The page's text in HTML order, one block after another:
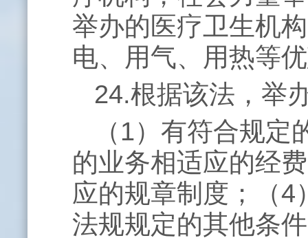
举办的医疗卫生机
电、用气、用热等
24.根据该法，举
（ 1）有符合规定
的业务相适应的经
应的规章制度；（4
法规规定的其他条